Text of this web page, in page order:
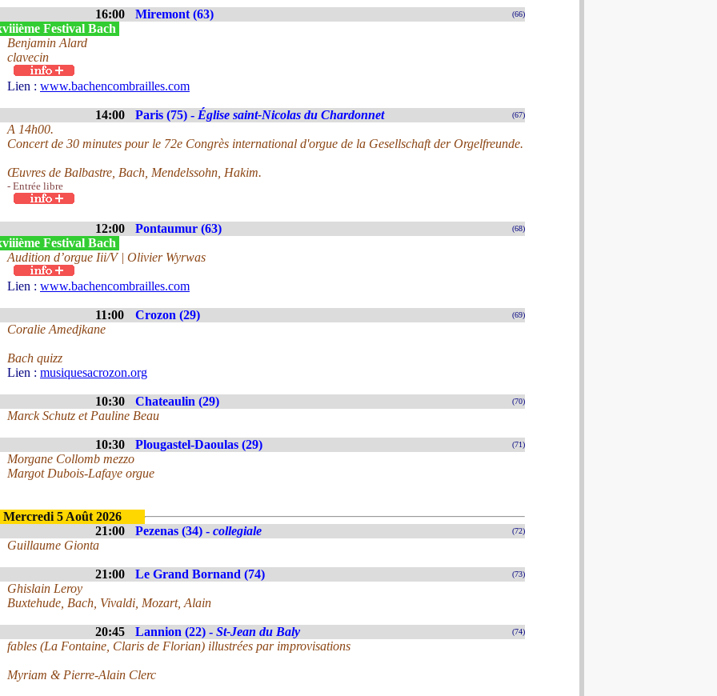
16:00 Miremont (63) (66)
Festival Bach
Benjamin Alard
clavecin
Lien : www.bachencombrailles.com
14:00 Paris (75) - Église saint-Nicolas du Chardonnet (67)
A 14h00.
Concert de 30 minutes pour le 72e Congrès international d'orgue de la Gesellschaft der Orgelfreunde.
Œuvres de Balbastre, Bach, Mendelssohn, Hakim.
- Entrée libre
12:00 Pontaumur (63) (68)
Festival Bach
Audition d’orgue Iii/V | Olivier Wyrwas
Lien : www.bachencombrailles.com
11:00 Crozon (29) (69)
Coralie Amedjkane
Bach quizz
Lien : musiquesacrozon.org
10:30 Chateaulin (29) (70)
Marck Schutz et Pauline Beau
10:30 Plougastel-Daoulas (29) (71)
Morgane Collomb mezzo
Margot Dubois-Lafaye orgue
Mercredi 5 Août 2026
21:00
Pezenas (34) - collegiale (72)
Guillaume Gionta
21:00 Le Grand Bornand (74) (73)
Ghislain Leroy
Buxtehude, Bach, Vivaldi, Mozart, Alain
20:45 Lannion (22) - St-Jean du Baly (74)
fables (La Fontaine, Claris de Florian) illustrées par improvisations
Myriam & Pierre-Alain Clerc